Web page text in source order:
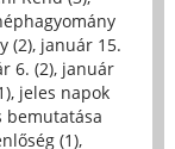
(2), január 15.
6. (2), január
, jeles napok
bemutatása
(1),